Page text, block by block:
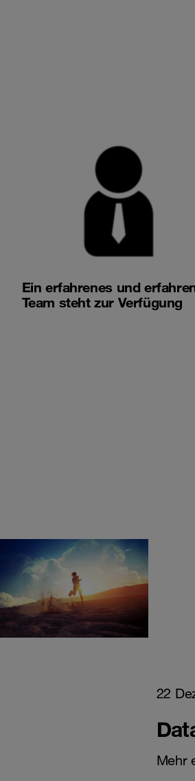
Ein erfahrenes und
Team steht zur Verfügung
22
Mehr